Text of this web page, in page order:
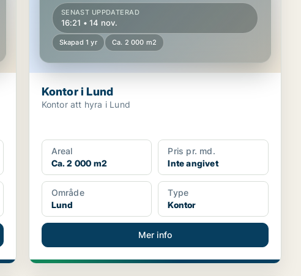
SENAST UPPDATERAD
16:21 • 14 nov.
Skapad 1 yr Ca. 2 000 m2
Kontor i Lund
Kontor att hyra i Lund
Areal
Ca. 2 000 m2
Pris pr. md.
Inte angivet
Område
Lund
Type
Kontor
Mer info